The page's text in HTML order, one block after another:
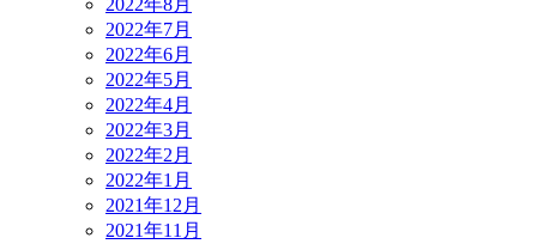
2022年8月
2022年7月
2022年6月
2022年5月
2022年4月
2022年3月
2022年2月
2022年1月
2021年12月
2021年11月